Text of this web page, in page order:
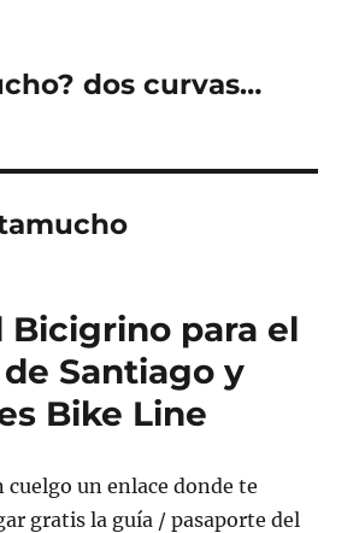
dos curvas…
Bicigrino para el
Santiago y
Bike Line
un enlace donde te
gratis la guía / pasaporte del